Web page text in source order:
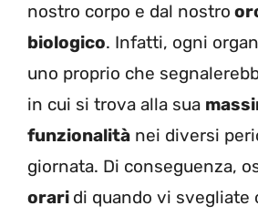
nostro corpo e dal nostro
biologico. Infatti, ogni
uno proprio che
in cui si trova alla sua
funzionalità nei diversi
giornata. Di conseguenza,
orari di quando vi svegliate